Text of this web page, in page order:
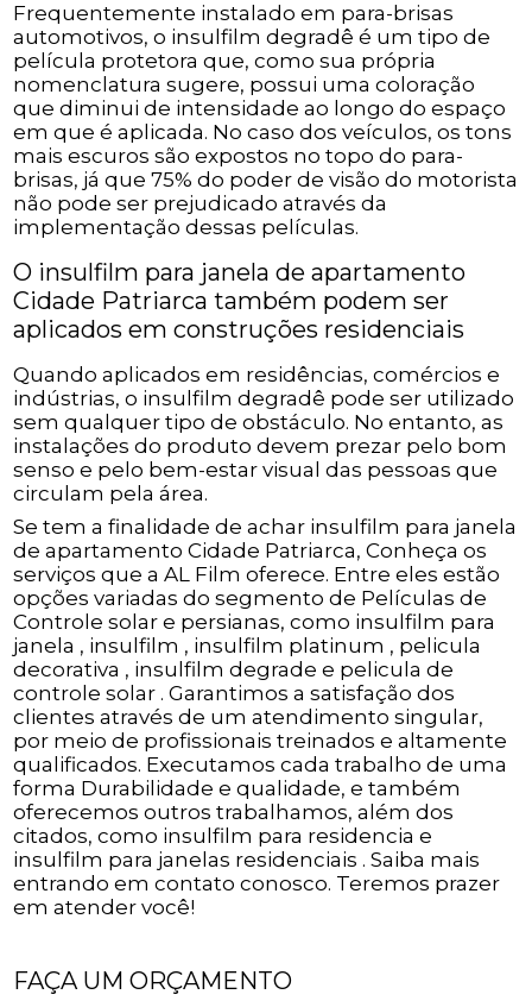
Frequentemente instalado em para-brisas
automotivos, o insulfilm degradê é um tipo de
película protetora que, como sua própria
nomenclatura sugere, possui uma coloração
que diminui de intensidade ao longo do espaço
em que é aplicada. No caso dos veículos, os tons
mais escuros são expostos no topo do para-
brisas, já que 75% do poder de visão do motorista
não pode ser prejudicado através da
implementação dessas películas.
O insulfilm para janela de apartamento
Cidade Patriarca também podem ser
aplicados em construções residenciais
Quando aplicados em residências, comércios e
indústrias, o insulfilm degradê pode ser utilizado
sem qualquer tipo de obstáculo. No entanto, as
instalações do produto devem prezar pelo bom
senso e pelo bem-estar visual das pessoas que
circulam pela área.
Se tem a finalidade de achar insulfilm para janela
de apartamento Cidade Patriarca, Conheça os
serviços que a AL Film oferece. Entre eles estão
opções variadas do segmento de Películas de
Controle solar e persianas, como insulfilm para
janela , insulfilm , insulfilm platinum , pelicula
decorativa , insulfilm degrade e pelicula de
controle solar . Garantimos a satisfação dos
clientes através de um atendimento singular,
por meio de profissionais treinados e altamente
qualificados. Executamos cada trabalho de uma
forma Durabilidade e qualidade, e também
oferecemos outros trabalhamos, além dos
citados, como insulfilm para residencia e
insulfilm para janelas residenciais . Saiba mais
entrando em contato conosco. Teremos prazer
em atender você!
FAÇA UM ORÇAMENTO